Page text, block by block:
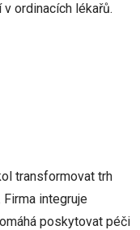
ordinacích lékařů.
transformovat trh
integruje
poskytovat péči